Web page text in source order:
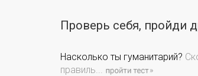
Проверь себя, пройди
Насколько ты гуманитарий?
правиль...